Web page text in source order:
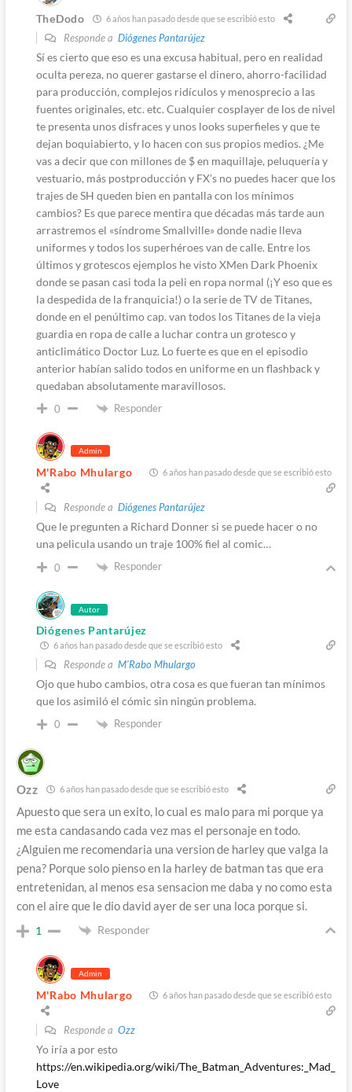
TheDodo 6 años han pasado desde que se escribió esto
Responde a Diógenes Pantarújez
Sí es cierto que eso es una excusa habitual, pero en realidad
oculta pereza, no querer gastarse el dinero, ahorro-facilidad
para producción, complejos ridículos y menosprecio a las
fuentes originales, etc. etc. Cualquier cosplayer de los de nivel
te presenta unos disfraces y unos looks superfieles y que te
dejan boquiabierto, y lo hacen con sus propios medios. ¿Me
vas a decir que con millones de $ en maquillaje, peluquería y
vestuario, más postproducción y FX’s no puedes hacer que los
trajes de SH queden bien en pantalla con los mínimos
cambios? Es que parece mentira que décadas más tarde aun
arrastremos el «síndrome Smallville» donde nadie lleva
uniformes y todos los superhéroes van de calle. Entre los
últimos y grotescos ejemplos he visto XMen Dark Phoenix
donde se pasan casi toda la peli en ropa normal (¡Y eso que es
la despedida de la franquicia!) o la serie de TV de Titanes,
donde en el penúltimo cap. van todos los Titanes de la vieja
guardia en ropa de calle a luchar contra un grotesco y
anticlimático Doctor Luz. Lo fuerte es que en el episodio
anterior habían salido todos en uniforme en un flashback y
quedaban absolutamente maravillosos.
0 Responder
Admin
M'Rabo Mhulargo 6 años han pasado desde que se escribió esto
Responde a Diógenes Pantarújez
Que le pregunten a Richard Donner si se puede hacer o no
una pelicula usando un traje 100% fiel al comic…
0 Responder
Autor
Diógenes Pantarújez
6 años han pasado desde que se escribió esto
Responde a M'Rabo Mhulargo
Ojo que hubo cambios, otra cosa es que fueran tan mínimos
que los asimiló el cómic sin ningún problema.
0 Responder
Ozz 6 años han pasado desde que se escribió esto
Apuesto que sera un exito, lo cual es malo para mi porque ya
me esta candasando cada vez mas el personaje en todo.
¿Alguien me recomendaria una version de harley que valga la
pena? Porque solo pienso en la harley de batman tas que era
entretenidan, al menos esa sensacion me daba y no como esta
con el aire que le dio david ayer de ser una loca porque si.
1 Responder
Admin
M'Rabo Mhulargo 6 años han pasado desde que se escribió esto
Responde a Ozz
Yo iría a por esto
https://en.wikipedia.org/wiki/The_Batman_Adventures:_Mad_
Love